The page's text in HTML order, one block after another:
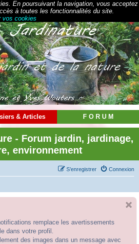
En poursuivant la navigation, vous acceptez
à toutes les fonctionnalités du site.
vos cookies
& Articles F O R U M
- Forum jardin, jardinage,
environnement
Connexion
S’enregistrer
remplace les avertissements
dans votre profil.
des images dans un message avec